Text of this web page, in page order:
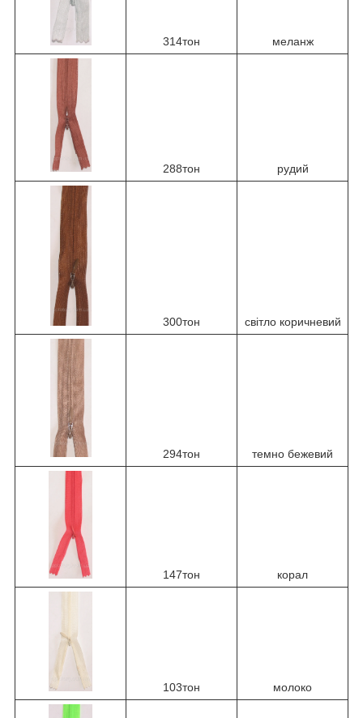
314тон меланж
288тон рудий
300тон світло коричневий
294тон темно бежевий
147тон корал
103тон молоко